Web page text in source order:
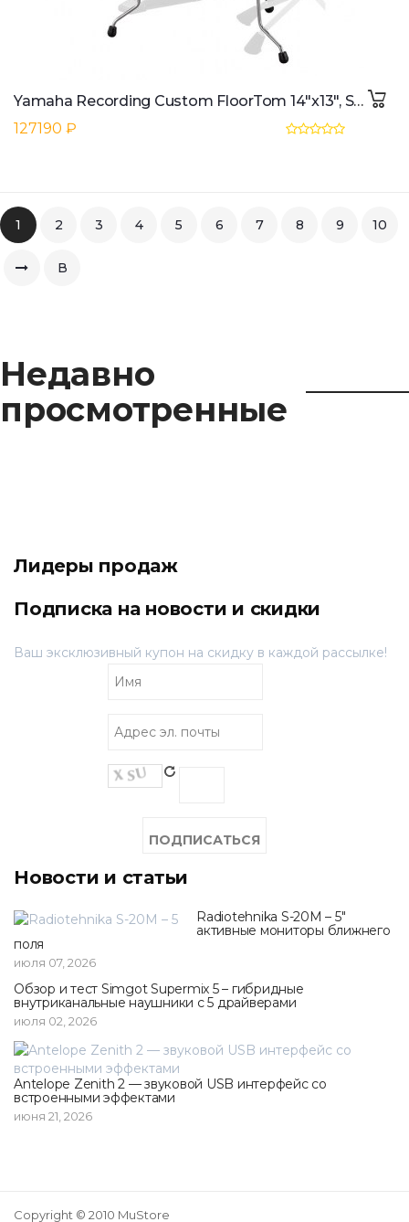
Yamaha Recording Custom FloorTom 14"x13", Solid Black
127190 ₽
1 2 3 4 5 6 7 8 9 10
В
Недавно
просмотренные
Лидеры продаж
Подписка на новости и скидки
Ваш эксклюзивный купон на скидку в каждой рассылке!
Новости и статьи
Radiotehnika S-20M – 5"
активные мониторы ближнего
поля
июля 07, 2026
Обзор и тест Simgot Supermix 5 – гибридные
внутриканальные наушники с 5 драйверами
июля 02, 2026
Antelope Zenith 2 — звуковой USB интерфейс со
встроенными эффектами
июня 21, 2026
Copyright © 2010 MuStore